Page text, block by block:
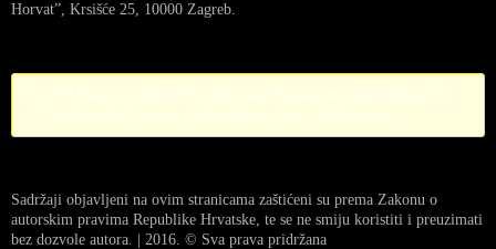
Horvat”, Krsišće 25, 10000 Zagreb.
Sadržaji objavljeni na ovim stranicama zaštićeni su prema Zakonu o
autorskim pravima Republike Hrvatske, te se ne smiju koristiti i preuzimati
bez dozvole autora. | 2016. © Sva prava pridržana